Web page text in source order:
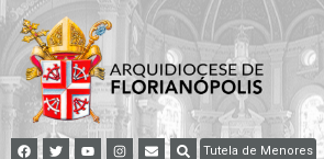
Tutela de Menores